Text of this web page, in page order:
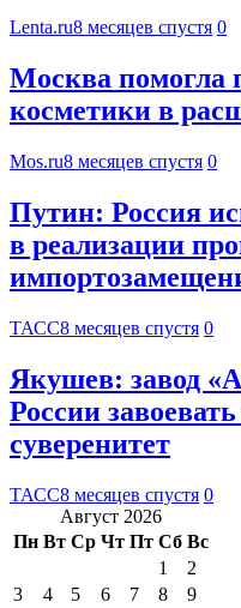
Lenta.ru8 месяцев спустя 0
Москва помогла
косметики в
Mos.ru8 месяцев спустя 0
Путин: Россия
в реализации
ТАСС8 месяцев спустя 0
Якушев: завод
России
суверенитет
ТАСС8 месяцев спустя 0
Август 2026
Пн Вт Ср Чт Пт Сб Вс
1
2
3
4 5 6 7 8
9